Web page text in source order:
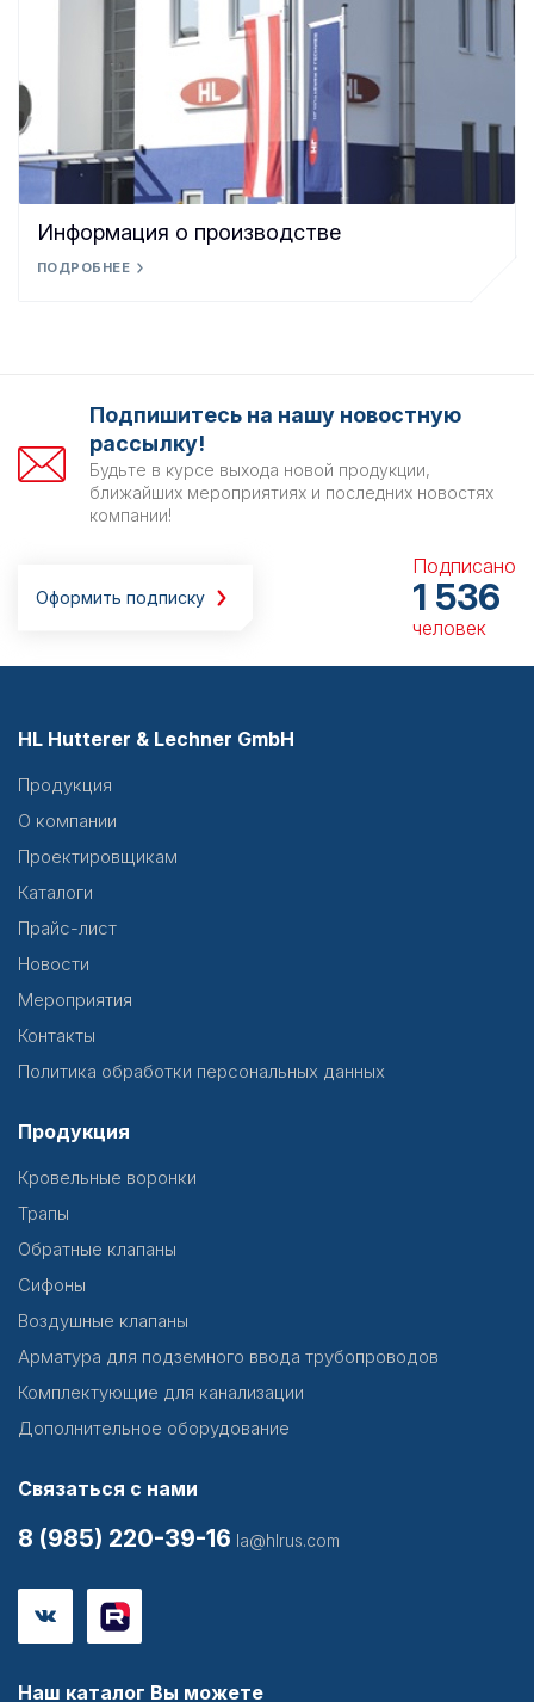
Информация о производстве
ПОДРОБНЕЕ
Подпишитесь на нашу новостную
рассылку!
Будьте в курсе выхода новой продукции,
ближайших мероприятиях и последних новостях
компании!
Оформить подписку
Подписано
1 536
человек
HL Hutterer & Lechner GmbH
Продукция
О компании
Проектировщикам
Каталоги
Прайс-лист
Новости
Мероприятия
Контакты
Политика обработки персональных данных
Продукция
Кровельные воронки
Трапы
Обратные клапаны
Сифоны
Воздушные клапаны
Арматура для подземного ввода трубопроводов
Комплектующие для канализации
Дополнительное оборудование
Связаться с нами
8 (985) 220-39-16 la@hlrus.com
Наш каталог Вы можете